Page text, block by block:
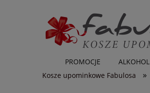
PROMOCJE ALKOHOL
Kosze upominkowe Fabulosa
»